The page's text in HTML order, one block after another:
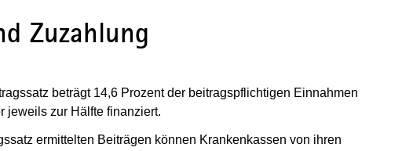
Zuzahlung
beträgt 14,6 Prozent der beitragspflichtigen Einnahmen
jeweils zur Hälfte finanziert.
ermittelten Beiträgen können Krankenkassen von ihren